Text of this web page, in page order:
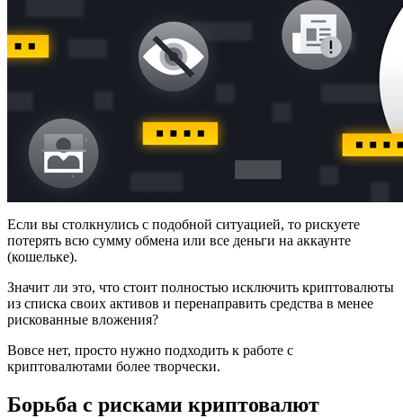
Если вы столкнулись с подобной ситуацией, то рискуете
потерять всю сумму обмена или все деньги на аккаунте
(кошельке).
Значит ли это, что стоит полностью исключить криптовалюты
из списка своих активов и перенаправить средства в менее
рискованные вложения?
Вовсе нет, просто нужно подходить к работе с
криптовалютами более творчески.
Борьба с рисками криптовалют